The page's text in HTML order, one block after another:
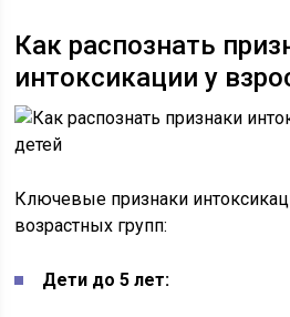
Как распознать
интоксикации у
Ключевые признаки
возрастных групп:
Дети до 5 лет: